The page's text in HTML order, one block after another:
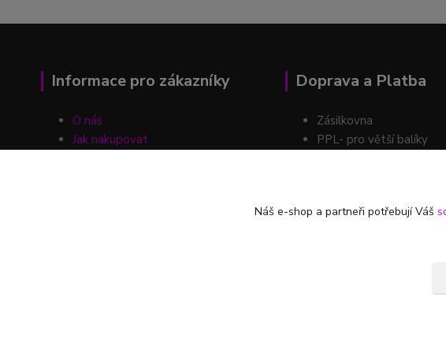
Informace pro zákazníky
O nás
Jak nakupovat
Doprava a Platba
Zásilkovna
PPL- pro větší balíky
Možnost platby na
Náš e-shop a partneři potřebují Váš